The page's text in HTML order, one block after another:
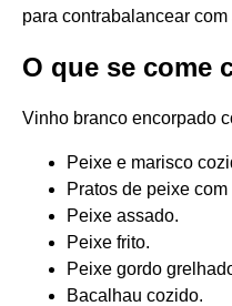
para contrabalancear
O que se come
Vinho branco encorpado
Peixe e marisco
Pratos de peixe com
Peixe assado.
Peixe frito.
Peixe gordo
Bacalhau cozido.